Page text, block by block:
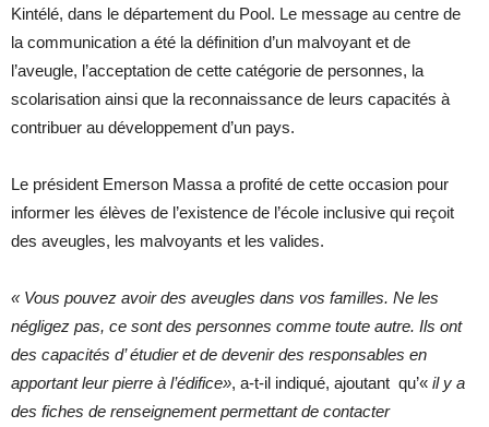
Kintélé, dans le département du Pool. Le message au centre de
la communication a été la définition d’un malvoyant et de
l’aveugle, l’acceptation de cette catégorie de personnes, la
scolarisation ainsi que la reconnaissance de leurs capacités à
contribuer au développement d’un pays.
Le président Emerson Massa a profité de cette occasion pour
informer les élèves de l’existence de l’école inclusive qui reçoit
des aveugles, les malvoyants et les valides.
« Vous pouvez avoir des aveugles dans vos familles. Ne les
négligez pas, ce sont des personnes comme toute autre. Ils ont
des capacités d’ étudier et de devenir des responsables en
apportant leur pierre à l’édifice», a-t-il indiqué, ajoutant qu’« il y a
des fiches de renseignement permettant de contacter